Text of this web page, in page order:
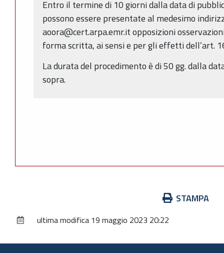
Entro il termine di 10 giorni dalla data di
possono essere presentate al medesimo
aoora@cert.arpa.emr.it opposizioni
forma scritta, ai sensi e per gli effetti dell’art.
La durata del procedimento è di 50 gg. dalla
sopra.
documento
STAMPA
ultima modifica 19 maggio 2023 20:22